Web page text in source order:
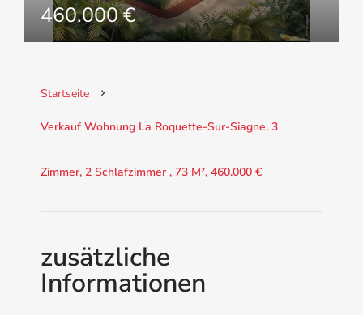
460.000 €
Startseite
Verkauf Wohnung La Roquette-Sur-Siagne, 3
Zimmer, 2 Schlafzimmer , 73 M², 460.000 €
zusätzliche
Informationen